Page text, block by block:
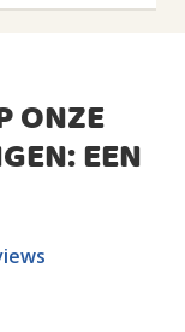
ONZE
EEN